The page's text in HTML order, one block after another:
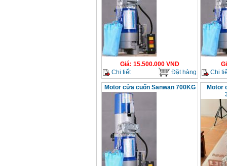
Giá: 15.500.000 VND
Chi tiết
Đặt hàng
Chi
Motor cửa cuốn Sanwan 700KG
Motor